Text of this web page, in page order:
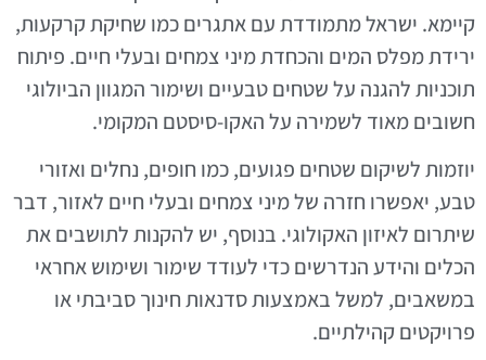
קיימא. ישראל מתמודדת עם אתגרים כמו שחיקת קרקעות,
ירידת מפלס המים והכחדת מיני צמחים ובעלי חיים. פיתוח
תוכניות להגנה על שטחים טבעיים ושימור המגוון הביולוגי
חשובים מאוד לשמירה על האקו-סיסטם המקומי.
יוזמות לשיקום שטחים פגועים, כמו חופים, נחלים ואזורי
טבע, יאפשרו חזרה של מיני צמחים ובעלי חיים לאזור, דבר
שיתרום לאיזון האקולוגי. בנוסף, יש להקנות לתושבים את
הכלים והידע הנדרשים כדי לעודד שימור ושימוש אחראי
במשאבים, למשל באמצעות סדנאות חינוך סביבתי או
פרויקטים קהילתיים.